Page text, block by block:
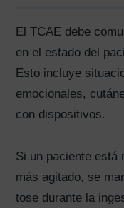
El TCAE debe
en el estado del
Esto incluye
emocionales,
con dispositivos.
Si un paciente está
más agitado, se
tose durante la